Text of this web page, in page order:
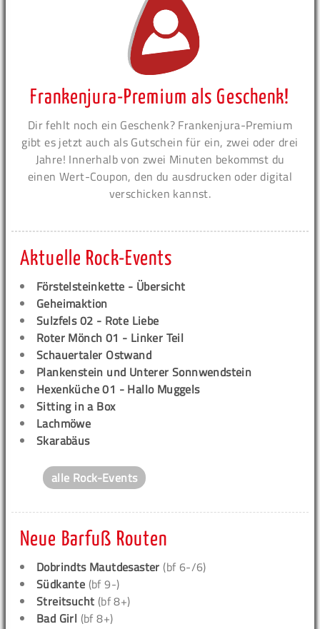
Frankenjura-Premium als Geschenk!
Dir fehlt noch ein Geschenk? Frankenjura-Premium
gibt es jetzt auch als Gutschein für ein, zwei oder drei
Jahre! Innerhalb von zwei Minuten bekommst du
einen Wert-Coupon, den du ausdrucken oder digital
verschicken kannst.
Aktuelle Rock-Events
Förstelsteinkette - Übersicht
Geheimaktion
Sulzfels 02 - Rote Liebe
Roter Mönch 01 - Linker Teil
Schauertaler Ostwand
Plankenstein und Unterer Sonnwendstein
Hexenküche 01 - Hallo Muggels
Sitting in a Box
Lachmöwe
Skarabäus
alle Rock-Events
Neue Barfuß Routen
Dobrindts Mautdesaster (bf 6-/6)
Südkante (bf 9-)
Streitsucht (bf 8+)
Bad Girl (bf 8+)